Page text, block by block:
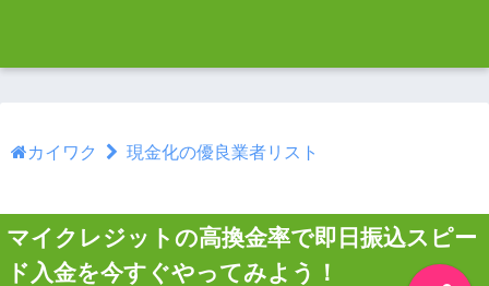
カイワク 現金化の優良業者リスト
マイクレジットの高換金率で即日振込スピー
ド入金を今すぐやってみよう！